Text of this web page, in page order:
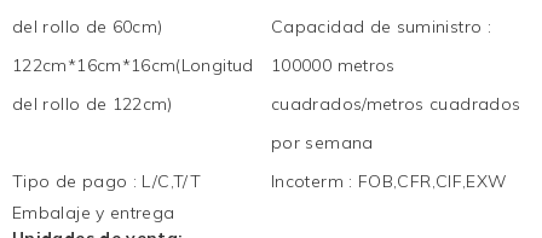
del rollo de 60cm)
122cm*16cm*16cm(Longitud
del rollo de 122cm)
Capacidad de suministro :
100000 metros
cuadrados/metros cuadrados
por semana
Tipo de pago : L/C,T/T Incoterm : FOB,CFR,CIF,EXW
Embalaje y entrega